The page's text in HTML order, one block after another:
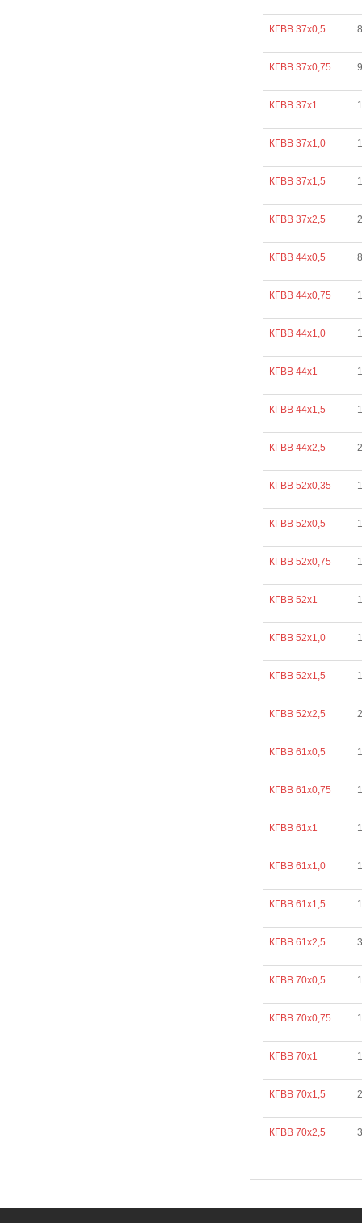
КГВВ 37х0,5
КГВВ 37х0,75
КГВВ 37х1
КГВВ 37х1,0
КГВВ 37х1,5
КГВВ 37х2,5
КГВВ 44х0,5
КГВВ 44х0,75
КГВВ 44х1,0
КГВВ 44х1
КГВВ 44х1,5
КГВВ 44х2,5
КГВВ 52х0,35
КГВВ 52х0,5
КГВВ 52х0,75
КГВВ 52х1
КГВВ 52х1,0
КГВВ 52х1,5
КГВВ 52х2,5
КГВВ 61х0,5
КГВВ 61х0,75
КГВВ 61х1
КГВВ 61х1,0
КГВВ 61х1,5
КГВВ 61х2,5
КГВВ 70х0,5
КГВВ 70х0,75
КГВВ 70х1
КГВВ 70х1,5
КГВВ 70х2,5